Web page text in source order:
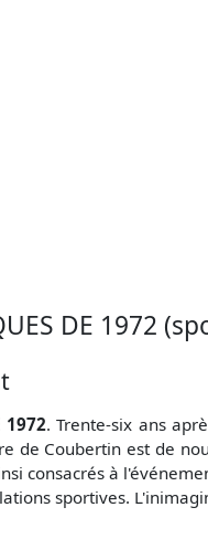
DE 1972
1972. Trente-six ans
de Coubertin est de
consacrés à
sportives.